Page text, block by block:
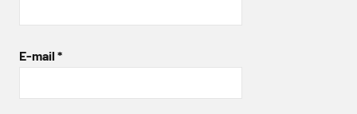
E-mail *